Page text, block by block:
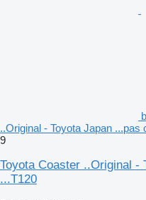
..Original - Toyota Japan ...pas
9
Toyota Coaster ..Original -
...T120